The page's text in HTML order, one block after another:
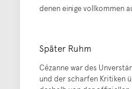
denen einige vollkommen
Später Ruhm
Cézanne war des
und der scharfen Kritiken